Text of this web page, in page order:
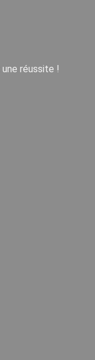
réussite !